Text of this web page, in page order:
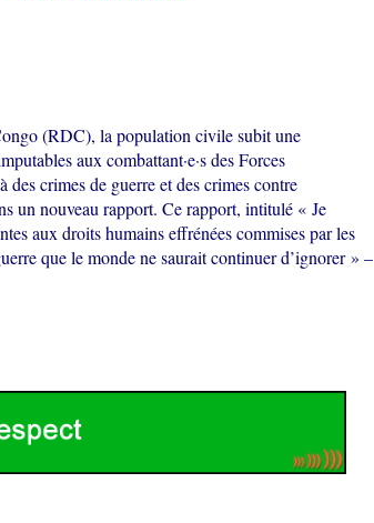
(RDC), la population civile subit une
aux combattant·e·s des Forces
crimes de guerre et des crimes contre
un nouveau rapport. Ce rapport, intitulé « Je
aux droits humains effrénées commises par les
que le monde ne saurait continuer d’ignorer » –